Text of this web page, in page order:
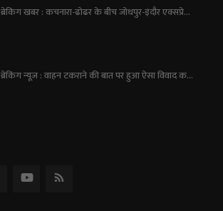
ब्रेकिंग खबर : कचनारा-ढोढर के बीच जोधपुर-इंदौर एक्सप्रे...
ब्रेकिंग न्यूज़ : वाहन टकराने की बात पर हुआ ऐसा विवाद क...